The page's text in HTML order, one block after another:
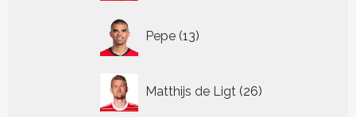
Pepe 13
producten
Matthijs de Ligt 26
producten